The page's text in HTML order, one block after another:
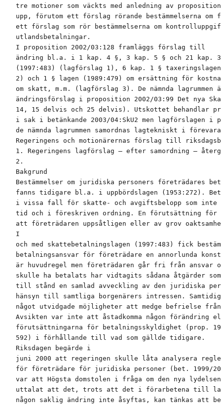
tre motioner som väckts med anledning av
upp, förutom ett förslag rörande bestämmelserna om
ett förslag som rör bestämmelserna om
utlandsbetalningar.
I proposition 2002/03:128 framläggs förslag till
ändring bl.a. i 1 kap. 4 §, 3 kap. 5 § och 21 kap. 3
(1997:483) (lagförslag 1), 6 kap. 1 §
2) och 1 § lagen (1989:479) om ersättning för
om skatt, m.m. (lagförslag 3). De nämnda lagrummen
ändringsförslag i proposition 2002/03:99 Det nya
14, 15 delvis och 25 delvis). Utskottet behandlar
i sak i betänkande 2003/04:SkU2 men lagförslagen i
de nämnda lagrummen samordnas lagtekniskt i
Regeringens och motionärernas förslag till
1. Regeringens lagförslag – efter samordning –
2.
Bakgrund
Bestämmelser om juridiska personers företrädares
fanns tidigare bl.a. i uppbördslagen (1953:272).
i vissa fall för skatte- och avgiftsbelopp som
tid och i föreskriven ordning. En förutsättning för
att företrädaren uppsåtligen eller av grov
I
och med skattebetalningslagen (1997:483) fick
betalningsansvar för företrädare en annorlunda
är huvudregel men företrädaren går fri från ansvar
skulle ha betalats har vidtagits sådana åtgärder
till stånd en samlad avveckling av den juridiska
hänsyn till samtliga borgenärers intressen.
något utvidgade möjligheter att medge befrielse
Avsikten var inte att åstadkomma någon förändring
förutsättningarna för betalningsskyldighet (prop.
592) i förhållande till vad som gällde tidigare.
Riksdagen begärde i
juni 2000 att regeringen skulle låta analysera
för företrädare för juridiska personer (bet. 1999/
var att Högsta domstolen i fråga om den nya
uttalat att det, trots att det i förarbetena till
någon saklig ändring inte åsyftas, kan tänkas att